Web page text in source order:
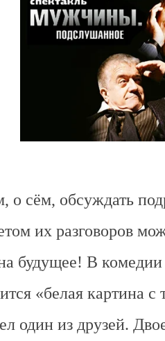
о сём, обсуждать
их разговоров
будущее! В
«белая картина
один из друзей.